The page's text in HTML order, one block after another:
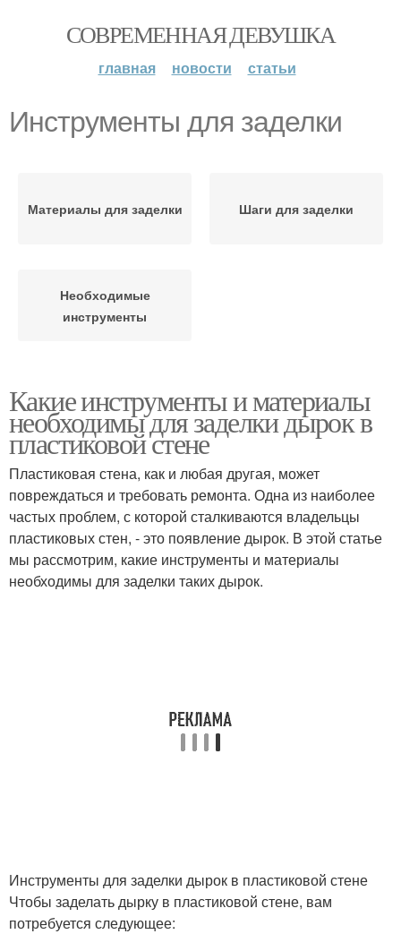
СОВРЕМЕННАЯ ДЕВУШКА
главная новости статьи
Инструменты для заделки
Материалы для заделки Шаги для заделки
Необходимые
инструменты
Какие инструменты и материалы
необходимы для заделки дырок в
пластиковой стене
Пластиковая стена, как и любая другая, может
повреждаться и требовать ремонта. Одна из наиболее
частых проблем, с которой сталкиваются владельцы
пластиковых стен, - это появление дырок. В этой статье
мы рассмотрим, какие инструменты и материалы
необходимы для заделки таких дырок.
Инструменты для заделки дырок в пластиковой стене
Чтобы заделать дырку в пластиковой стене, вам
потребуется следующее: